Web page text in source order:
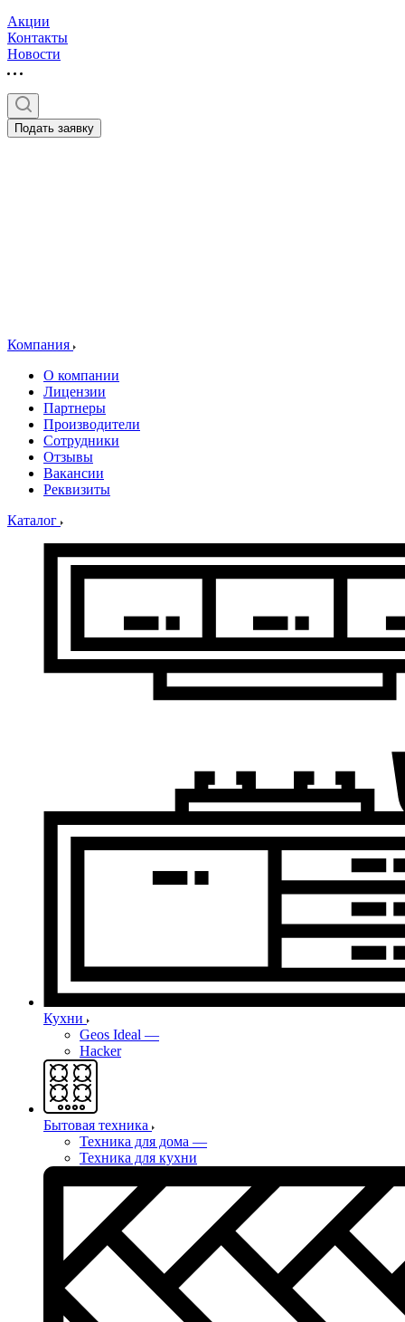
Акции
Контакты
Новости
Подать заявку
Компания
О компании
Лицензии
Партнеры
Производители
Сотрудники
Отзывы
Вакансии
Реквизиты
Каталог
Кухни
Geos Ideal —
Hacker
Бытовая техника
Техника для дома —
Техника для кухни